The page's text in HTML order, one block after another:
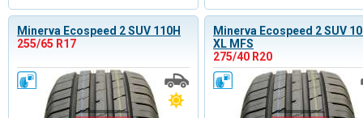
Minerva Ecospeed 2 SUV 110H
255/65 R17
Minerva Ecospeed 2 SUV
XL MFS
275/40 R20